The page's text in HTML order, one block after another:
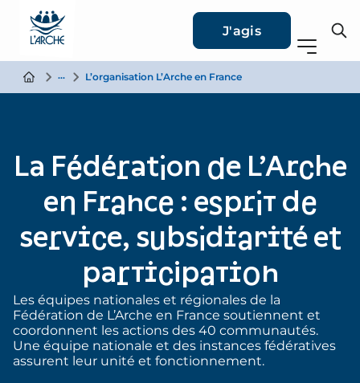
J'agis
L’Arche en personnes
L’organisation L’Arche en France
La Fédération de L’Arche
en France : esprit de
service, subsidiarité et
participation
Les équipes nationales et régionales de la
Fédération de L’Arche en France soutiennent et
coordonnent les actions des 40 communautés.
Une équipe nationale et des instances fédératives
assurent leur unité et fonctionnement.